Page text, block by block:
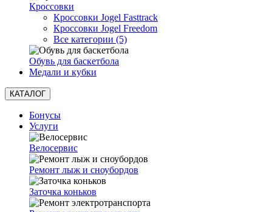
Кроссовки
Кроссовки Jogel Fasttrack
Кроссовки Jogel Freedom
Все категории (5)
Обувь для баскетбола
Медали и кубки
КАТАЛОГ
Бонусы
Услуги
Велосервис
Ремонт лыж и сноубордов
Заточка коньков